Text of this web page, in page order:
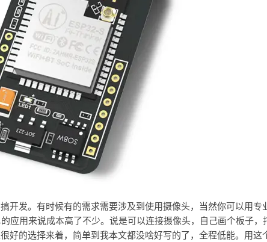
开发。有时候有的需求需要涉及到使用摄像头，当然你可以用专
应用来说成本高了不少。说是可以连接摄像头，自己画个板子，
好的选择来着，简单到我本文都没啥好写的了，全程低能。用这